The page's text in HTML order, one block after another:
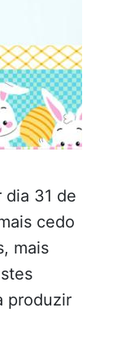
dia 31 de
cedo
mais
produzir